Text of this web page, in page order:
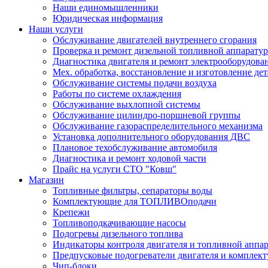
Наши единомышленники
Юридическая информация
Наши услуги
Обслуживание двигателей внутреннего сгорания
Проверка и ремонт дизельной топливной
Диагностика двигателя и ремонт
Мех. обработка, восстановление и изготовление
Обслуживание системы подачи воздуха
Работы по системе охлаждения
Обслуживание выхлопной системы
Обслуживание цилиндро-поршневой группы
Обслуживание газораспределительного механизма
Установка дополнительного оборудования ДВС
Плановое техобслуживание автомобиля
Диагностика и ремонт ходовой части
Прайс на услуги СТО "Ковш"
Магазин
Топливные фильтры, сепараторы воды
Комплектующие для ТОПЛИВОподачи
Крепежи
Топливоподкачивающие насосы
Подогревы дизельного топлива
Индикаторы контроля двигателя и топливной
Предпусковые подогреватели двигателя и
Чип-блоки